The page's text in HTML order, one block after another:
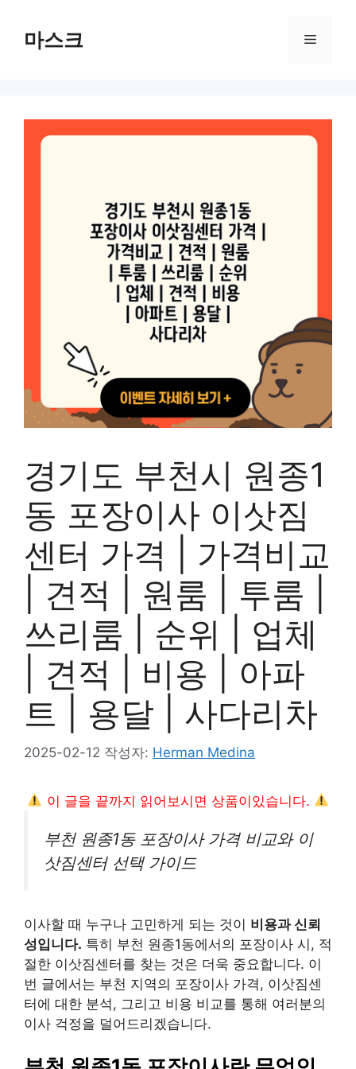
마스크 메
경기도 부천시 원종1
동 포장이사 이삿짐
센터 가격 | 가격비교
| 견적 | 원룸 | 투룸 |
쓰리룸 | 순위 | 업체
| 견적 | 비용 | 아파
트 | 용달 | 사다리차
2025-02-12 작성자: Herman Medina
이 글을 끝까지 읽어보시면 상품이있습니다.
부천 원종1동 포장이사 가격 비교와 이
삿짐센터 선택 가이드
이사할 때 누구나 고민하게 되는 것이 비용과 신뢰
성입니다. 특히 부천 원종1동에서의 포장이사 시, 적
절한 이삿짐센터를 찾는 것은 더욱 중요합니다. 이
번 글에서는 부천 지역의 포장이사 가격, 이삿짐센
터에 대한 분석, 그리고 비용 비교를 통해 여러분의
이사 걱정을 덜어드리겠습니다.